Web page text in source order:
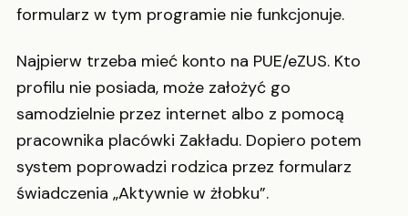
formularz w tym programie nie funkcjonuje.
Najpierw trzeba mieć konto na PUE/eZUS. Kto
profilu nie posiada, może założyć go
samodzielnie przez internet albo z pomocą
pracownika placówki Zakładu. Dopiero potem
system poprowadzi rodzica przez formularz
świadczenia „Aktywnie w żłobku”.